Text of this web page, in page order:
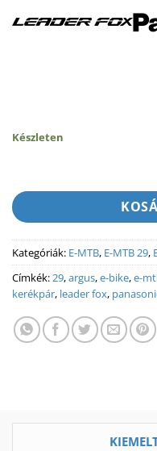
Készleten
Kategóriák: E-MTB, E-MTB 29,
Címkék:29,argus,e-bike,e-
kerékpár, leader fox,